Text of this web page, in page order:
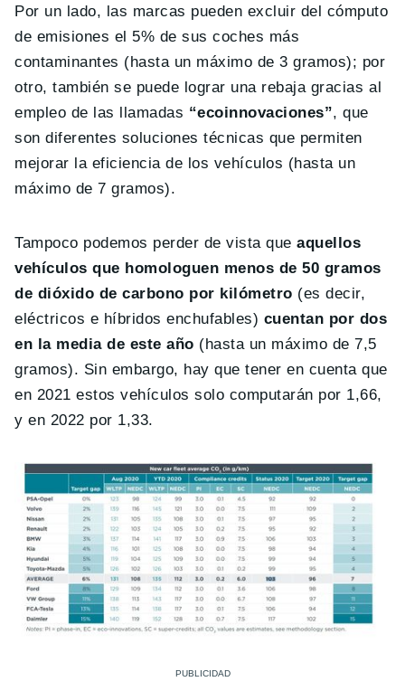
Por un lado, las marcas pueden excluir del cómputo
de emisiones el 5% de sus coches más
contaminantes (hasta un máximo de 3 gramos); por
otro, también se puede lograr una rebaja gracias al
empleo de las llamadas “ecoinnovaciones”, que
son diferentes soluciones técnicas que permiten
mejorar la eficiencia de los vehículos (hasta un
máximo de 7 gramos).
Tampoco podemos perder de vista que aquellos
vehículos que homologuen menos de 50 gramos
de dióxido de carbono por kilómetro (es decir,
eléctricos e híbridos enchufables) cuentan por dos
en la media de este año (hasta un máximo de 7,5
gramos). Sin embargo, hay que tener en cuenta que
en 2021 estos vehículos solo computarán por 1,66,
y en 2022 por 1,33.